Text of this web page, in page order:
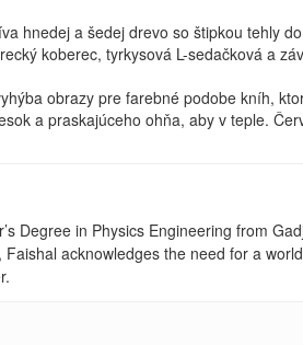
hnedej a šedej drevo so štipkou tehly
koberec, tyrkysová L-sedačková a
obrazy pre farebné podobe kníh,
a praskajúceho ohňa, aby v teple.
Degree in Physics Engineering from
acknowledges the need for a